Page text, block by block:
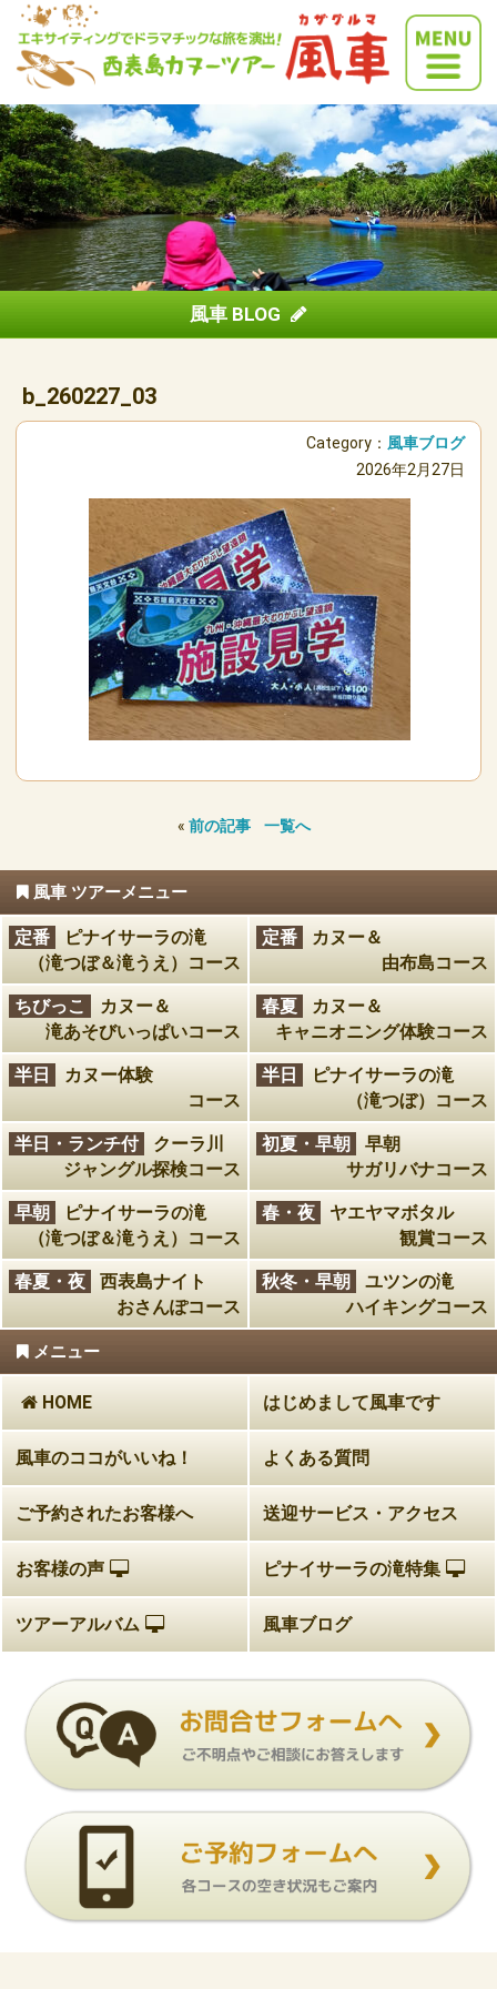
風車 BLOG
b_260227_03
Category： 風車ブログ
2026年2月27日
« 前の記事 一覧へ
風車 ツアーメニュー
定番
ピナイサーラの滝
（滝つぼ＆滝うえ）コース
定番
カヌー＆
由布島コース
ちびっこ
カヌー＆
滝あそびいっぱいコース
春夏
カヌー＆
キャニオニング体験コース
半日
カヌー体験
コース
半日
ピナイサーラの滝
（滝つぼ）コース
半日・ランチ付
クーラ川
ジャングル探検コース
初夏・早朝
早朝
サガリバナコース
早朝
ピナイサーラの滝
（滝つぼ＆滝うえ）コース
春・夜
ヤエヤマボタル
観賞コース
春夏・夜
西表島ナイト
おさんぽコース
秋冬・早朝
ユツンの滝
ハイキングコース
メニュー
HOME はじめまして風車です
風車のココがいいね！ よくある質問
ご予約されたお客様へ 送迎サービス・アクセス
お客様の声 ピナイサーラの滝特集
ツアーアルバム 風車ブログ